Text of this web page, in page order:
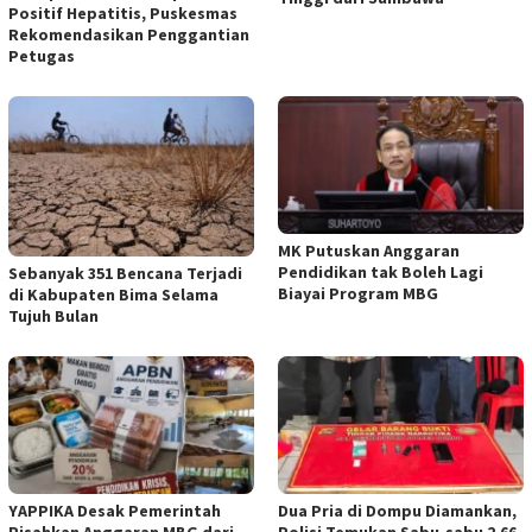
Positif Hepatitis, Puskesmas
Rekomendasikan Penggantian
Petugas
Sebanyak 351 Bencana Terjadi
di Kabupaten Bima Selama
Tujuh Bulan
MK Putuskan Anggaran
Pendidikan tak Boleh Lagi
Biayai Program MBG
YAPPIKA Desak Pemerintah
Dua Pria di Dompu Diamankan,